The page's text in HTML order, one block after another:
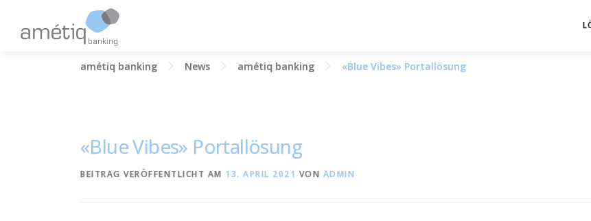
springen
amétiq banking News amétiq banking «Blue Vibes» Portallösung
«Blue Vibes» Portallösung
BEITRAG VERÖFFENTLICHT AM 13. APRIL 2021 VON ADMIN